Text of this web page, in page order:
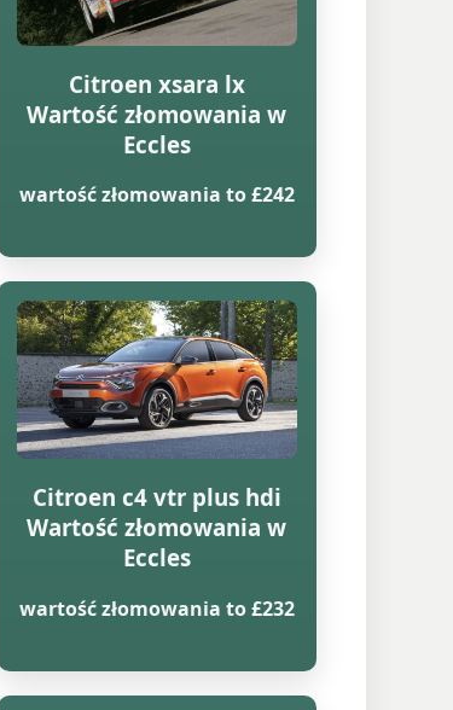
Citroen xsara lx
Wartość złomowania w
Eccles
wartość złomowania to £242
Citroen c4 vtr plus hdi
Wartość złomowania w
Eccles
wartość złomowania to £232